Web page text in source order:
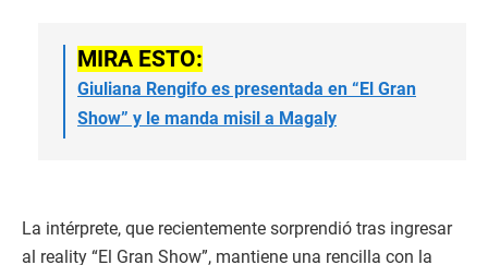
MIRA ESTO:
Giuliana Rengifo es presentada en “El Gran
Show” y le manda misil a Magaly
La intérprete, que recientemente sorprendió tras ingresar
al reality “El Gran Show”, mantiene una rencilla con la